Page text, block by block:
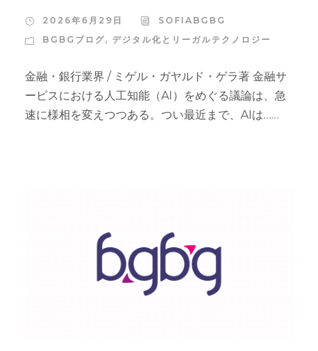
2026年6月29日
SOFIABGBG
BGBGブログ, デジタル化とリーガルテクノロジー
金融・銀行業界 / ミゲル・ガヤルド・ゲラ著 金融サ
ービスにおける人工知能（AI）をめぐる議論は、急
速に様相を変えつつある。つい最近まで、AIは……